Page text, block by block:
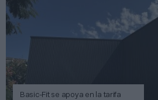
Basic-Fit se apoya en la tarifa